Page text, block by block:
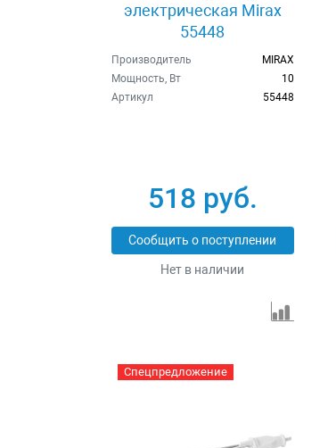
электрическая Mirax
55448
Производитель
MIRAX
Мощность, Вт
10
Артикул
55448
518 руб.
Сообщить о поступлении
Нет в наличии
Спецпредложение